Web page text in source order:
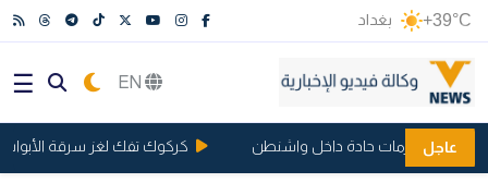
+39°C بغداد
عاجل
وتثير أزمات حادة داخل واشنطن كركوك تفك لغز سرقة الأبواب